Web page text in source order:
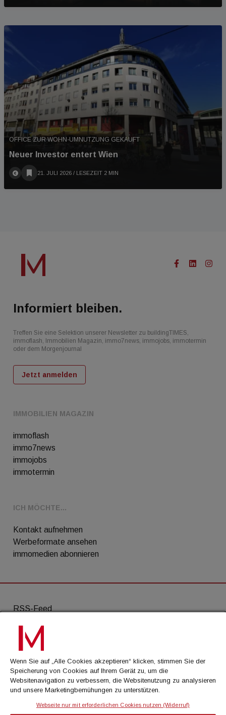
OFFICE ZUR WOHN-UMNUTZUNG GEKAUFT
Neuer Investor entert Wien
21. JULI 2026 / LESEZEIT 2 MIN
IMMOBILIEN MAGAZIN
immoflash
immo7news
immojobs
immotermin
ICH MÖCHTE...
Kontakt aufnehmen
Werbeformate ansehen
immomedien abonnieren
Informiert bleiben.
Treffen Sie eine Selektion unserer Newsletter zu buildingTIMES,
immoflash, Immobilien Magazin, immo7news, immojobs, immotermin
oder dem Morgenjournal
Jetzt anmelden
RSS-Feed
AGB
Datenschutz
Kontakt
Impressum
Wenn Sie auf „Alle Cookies akzeptieren“ klicken, stimmen Sie der
Speicherung von Cookies auf Ihrem Gerät zu, um die
Websitenavigation zu verbessern, die Websitenutzung zu analysieren
und unsere Marketingbemühungen zu unterstützen.
Webseite nur mit erforderlichen Cookies nutzen (Widerruf)